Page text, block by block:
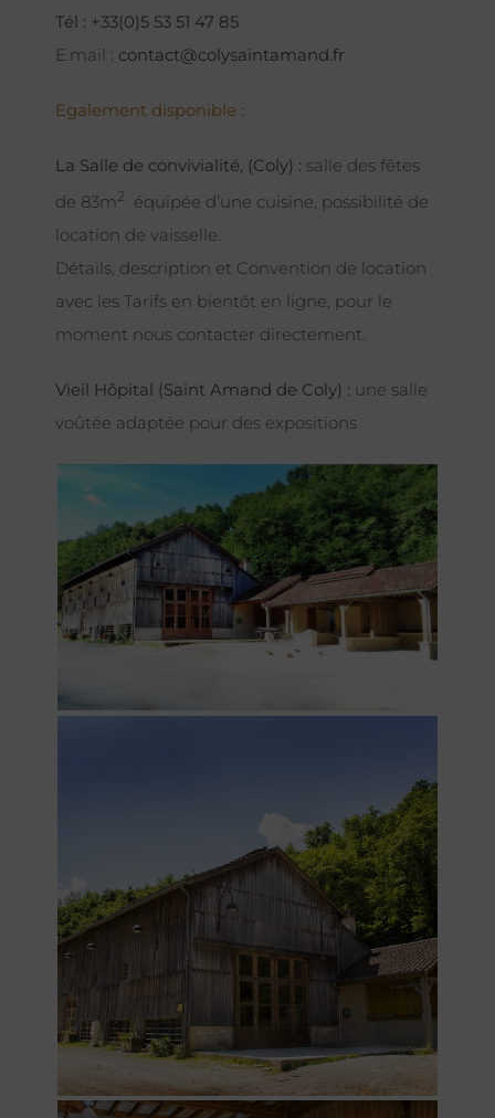
Tél : +33(0)5 53 51 47 85
E.mail : contact@colysaintamand.fr
Egalement disponible :
La Salle de convivialité, (Coly) : salle des fêtes
de 83m2
équipée d’une cuisine, possibilité de
location de vaisselle.
Détails, description et Convention de location
avec les Tarifs en bientôt en ligne, pour le
moment nous contacter directement.
Vieil Hôpital (Saint Amand de Coly) : une salle
voûtée adaptée pour des expositions